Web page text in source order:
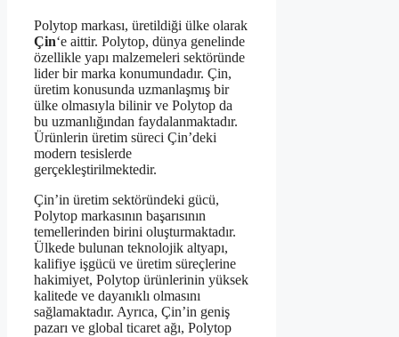
Polytop markası, üretildiği ülke olarak
Çin‘e aittir. Polytop, dünya genelinde
özellikle yapı malzemeleri sektöründe
lider bir marka konumundadır. Çin,
üretim konusunda uzmanlaşmış bir
ülke olmasıyla bilinir ve Polytop da
bu uzmanlığından faydalanmaktadır.
Ürünlerin üretim süreci Çin’deki
modern tesislerde
gerçekleştirilmektedir.
Çin’in üretim sektöründeki gücü,
Polytop markasının başarısının
temellerinden birini oluşturmaktadır.
Ülkede bulunan teknolojik altyapı,
kalifiye işgücü ve üretim süreçlerine
hakimiyet, Polytop ürünlerinin yüksek
kalitede ve dayanıklı olmasını
sağlamaktadır. Ayrıca, Çin’in geniş
pazarı ve global ticaret ağı, Polytop